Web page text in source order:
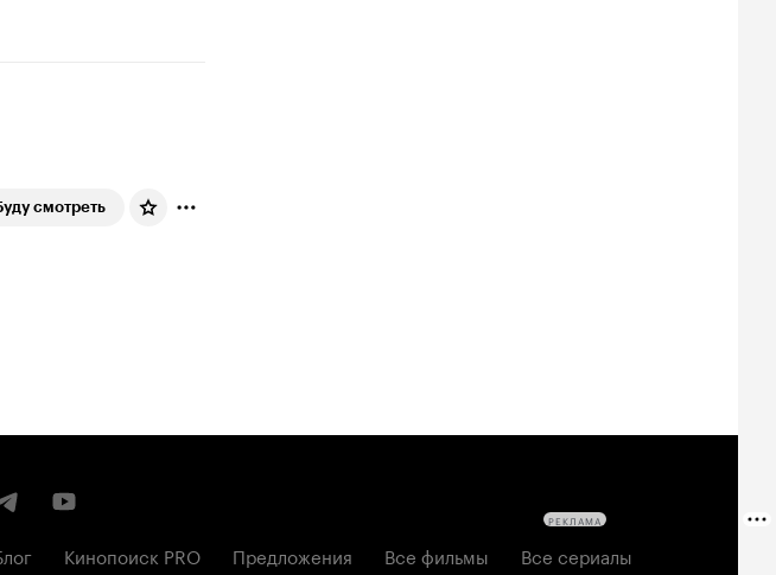
смотреть
Кинопоиск PRO Предложения Все фильмы
Все сериалы
РЕКЛАМА